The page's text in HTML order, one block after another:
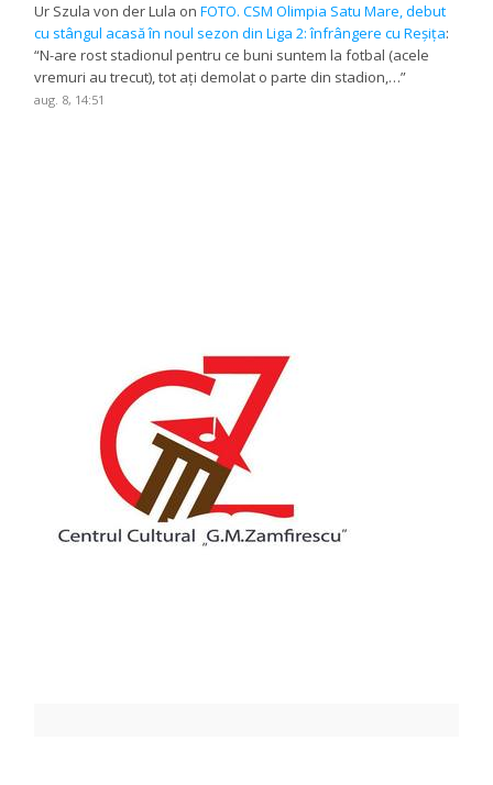
Ur Szula von der Lula onFOTO. CSM Olimpia Satu Mare, debut
cu stângul acasă în noul sezon din Liga 2: înfrângere cu Reșița:
“N-are rost stadionul pentru ce buni suntem la fotbal (acele
vremuri au trecut), tot ați demolat o parte din stadion,…”
aug. 8, 14:51